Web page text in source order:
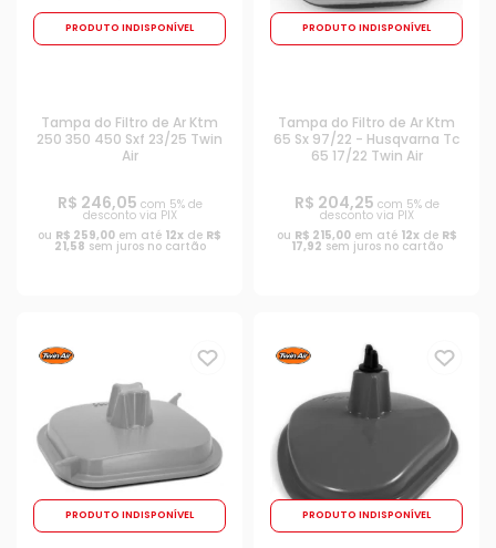
PRODUTO INDISPONÍVEL
Tampa do Filtro de Ar Ktm
250 350 450 Sxf 23/25 Twin
Air
R$ 246,05 com 5% de
desconto via PIX
ou R$ 259,00 em até 12x de R$
21,58 sem juros no cartão
PRODUTO INDISPONÍVEL
Tampa do Filtro de Ar Ktm
65 Sx 97/22 - Husqvarna Tc
65 17/22 Twin Air
R$ 204,25 com 5% de
desconto via PIX
ou R$ 215,00em até 12xde R$
17,92 sem juros no cartão
PRODUTO INDISPONÍVEL PRODUTO INDISPONÍVEL